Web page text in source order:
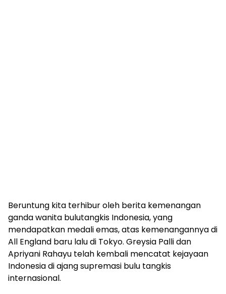
Beruntung kita terhibur oleh berita kemenangan
ganda wanita bulutangkis Indonesia, yang
mendapatkan medali emas, atas kemenangannya di
All England baru lalu di Tokyo. Greysia Palli dan
Apriyani Rahayu telah kembali mencatat kejayaan
Indonesia di ajang supremasi bulu tangkis
internasional.